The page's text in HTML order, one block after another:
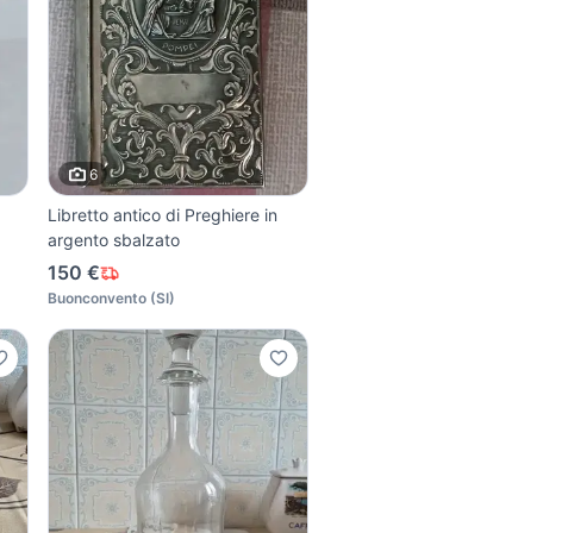
6
Libretto antico di Preghiere in
argento sbalzato
150 €
Buonconvento (SI)